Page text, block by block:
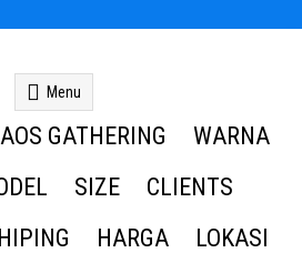
Menu
GATHERING
WARNA
SIZE
CLIENTS
HARGA
LOKASI